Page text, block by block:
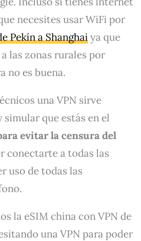
necesites usar WiFi por
Pekín a Shanghaiya que
las zonas rurales por
no es buena.
una VPN sirve
que estás en el
evitar la censura del
conectarte a todas las
uso de todas las
la eSIM china con VPN de
una VPN para poder